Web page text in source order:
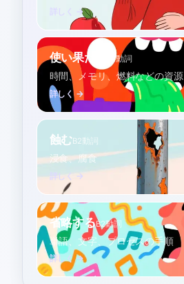
詳しく →
使い果たす B1動詞
時間、メモリ、燃料などの資源
詳しく →
蝕むB2動詞
浸食、腐食
詳しく →
省略するB2動詞
単語、文字、プロセスの手順
詳しく →